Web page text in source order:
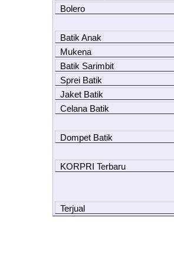
Bolero
Batik Anak
Mukena
Batik Sarimbit
Sprei Batik
Jaket Batik
Celana Batik
Dompet Batik
KORPRI Terbaru
Terjual